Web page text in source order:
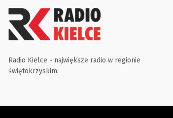
Radio Kielce - największe radio w regionie
świętokrzyskim.